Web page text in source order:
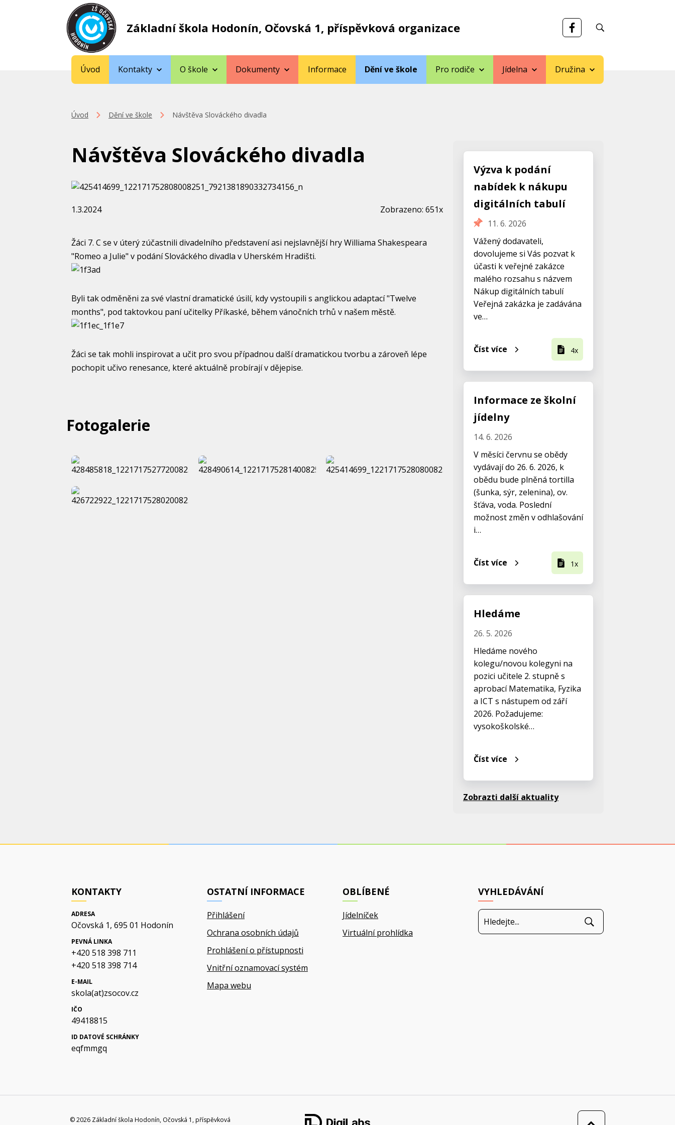
Základní škola Hodonín, Očovská 1, příspěvková organizace
Úvod Kontakty O škole Dokumenty Informace Dění ve škole Pro rodiče Jídelna Družina
Úvod Dění ve škole Návštěva Slováckého divadla
Návštěva Slováckého divadla
1.3.2024 Zobrazeno: 651x
Žáci 7. C se v úterý zúčastnili divadelního představení asi nejslavnější hry Williama Shakespeara
"Romeo a Julie" v podání Slováckého divadla v Uherském Hradišti.
Byli tak odměněni za své vlastní dramatické úsilí, kdy vystoupili s anglickou adaptací "Twelve
months", pod taktovkou paní učitelky Příkaské, během vánočních trhů v našem městě.
Žáci se tak mohli inspirovat a učit pro svou případnou další dramatickou tvorbu a zároveň lépe
pochopit učivo renesance, které aktuálně probírají v dějepise.
Fotogalerie
Výzva k podání
nabídek k nákupu
digitálních tabulí
11. 6. 2026
Vážený dodavateli,
dovolujeme si Vás pozvat k
účasti k veřejné zakázce
malého rozsahu s názvem
Nákup digitálních tabulí
Veřejná zakázka je zadávána
ve…
Číst více 4x
Informace ze školní
jídelny
14. 6. 2026
V měsíci červnu se obědy
vydávají do 26. 6. 2026, k
obědu bude plněná tortilla
(šunka, sýr, zelenina), ov.
šťáva, voda. Poslední
možnost změn v odhlašování
i…
Číst více 1x
Hledáme
26. 5. 2026
Hledáme nového
kolegu/novou kolegyni na
pozici učitele 2. stupně s
aprobací Matematika, Fyzika
a ICT s nástupem od září
2026. Požadujeme:
vysokoškolské…
Číst více
Zobrazti další aktuality
KONTAKTY
ADRESA
Očovská 1, 695 01 Hodonín
PEVNÁ LINKA
+420 518 398 711
+420 518 398 714
E-MAIL
skola(at)zsocov.cz
IČO
49418815
ID DATOVÉ SCHRÁNKY
eqfmmgq
OSTATNÍ INFORMACE
Přihlášení
Ochrana osobních údajů
Prohlášení o přístupnosti
Vnitřní oznamovací systém
Mapa webu
OBLÍBENÉ
Jídelníček
Virtuální prohlídka
VYHLEDÁVÁNÍ
© 2026 Základní škola Hodonín, Očovská 1, příspěvková